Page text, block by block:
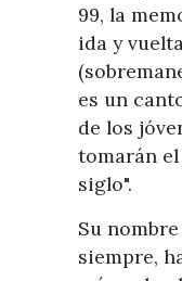
99, la
ida y
es un
de los
tomarán
siglo".
Su
siempre,